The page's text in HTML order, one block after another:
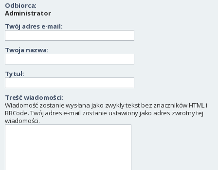
Odbiorca:
Administrator
Twój adres e-mail:
Twoja nazwa:
Tytuł:
Treść wiadomości:
Wiadomość zostanie wysłana jako zwykły tekst bez znaczników HTML i
BBCode. Twój adres e-mail zostanie ustawiony jako adres zwrotny tej
wiadomości.